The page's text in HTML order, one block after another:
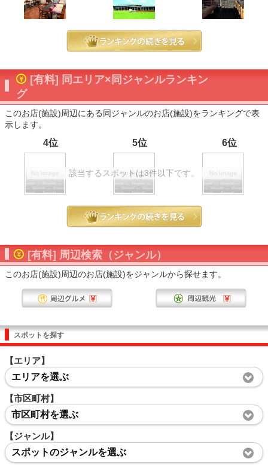
[有料] 同エリア×同ジャンルランキン
グ
このお店(施設)周辺にある同ジャンルのお店(施設)をランキングで表
示します。
4位 5位 6位
該当するスポットは3件以下です。
[有料] 周辺検索（ジャンル）
このお店(施設)周辺のお店(施設)をジャンルから探せます。
スポットを探す
【エリア】
エリアを選ぶ
【市区町村】
市区町村を選ぶ
【ジャンル】
スポットのジャンルを選ぶ